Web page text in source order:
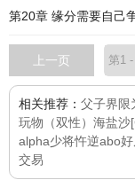
第20章 缘分需要自己
上一页
相关推荐： 父子界限
玩物（双性） 海盐沙
alpha少将忤逆abo
交易